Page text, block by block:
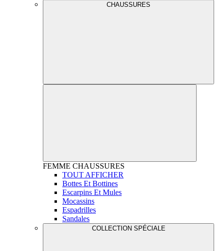
CHAUSSURES
FEMME CHAUSSURES
TOUT AFFICHER
Bottes Et Bottines
Escarpins Et Mules
Mocassins
Espadrilles
Sandales
COLLECTION SPÉCIALE